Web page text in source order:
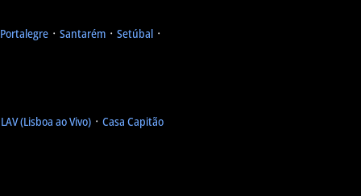
Portalegre ᛫ Santarém ᛫ Setúbal ᛫
LAV (Lisboa ao Vivo) ᛫ Casa Capitão